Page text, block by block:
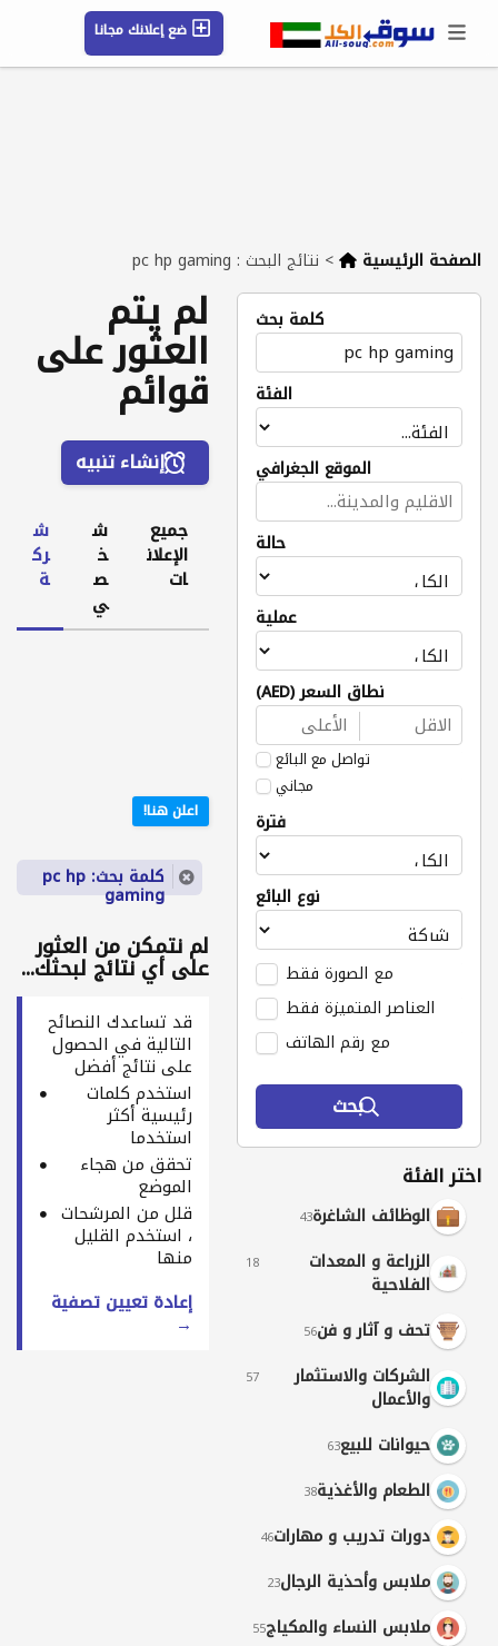
ضع إعلانك مجانا
حسابي / تسجيل
الصفحة الرئيسية > نتائج البحث : pc hp gaming
كلمة بحث
الفئة
الموقع الجغرافي
حالة
عملية
نطاق السعر (AED)
تواصل مع البائع
مجاني
فترة
نوع البائع
مع الصورة فقط
العناصر المتميزة فقط
مع رقم الهاتف
بحث
اختر الفئة
الوظائف الشاغرة43
الزراعة و المعدات
الفلاحية
18
تحف و آثار و فن56
الشركات والاستثمار
والأعمال
57
حيوانات للبيع63
الطعام والأغذية38
دورات تدريب و مهارات46
ملابس وأحذية الرجال23
ملابس النساء والمكياج55
لم يتم
العثور على
قوائم
إنشاء تنبيه
جميع
الإعلان
ات
ش
خ
ص
ي
ش
رك
ة
اعلن هنا!
كلمة بحث: pc hp
gaming
لم نتمكن من العثور
على أي نتائج لبحثك...
قد تساعدك النصائح
التالية في الحصول
على نتائج أفضل
استخدم كلمات
رئيسية أكثر
استخدما
تحقق من هجاء
الموضع
قلل من المرشحات
، استخدم القليل
منها
إعادة تعيين تصفية
→